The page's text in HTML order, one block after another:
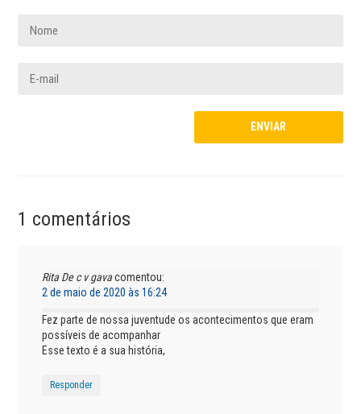
1 comentários
Rita De c v gava comentou:
2 de maio de 2020 às 16:24
Fez parte de nossa juventude os acontecimentos que eram
possíveis de acompanhar
Esse texto é a sua história,
Responder